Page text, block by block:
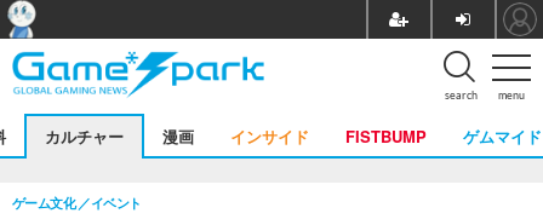
menu
search
カルチャー 漫画 インサイド FISTBUMP ゲムマイド
ゲーム文化 イベント